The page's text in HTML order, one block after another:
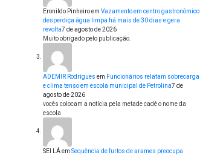
Eronildo Pinheiroem Vazamento em centro gastronômico
desperdiça água limpa há mais de 30 dias e gera
revolta7 de agosto de 2026
Muito obrigado pelo publicação.
ADEMIR Rodrigues em Funcionários relatam sobrecarga
e clima tenso em escola municipal de Petrolina7 de
agosto de 2026
vocês colocam a notícia pela metade cadê o nome da
escola
SEI LÁem Sequência de furtos de arames preocupa